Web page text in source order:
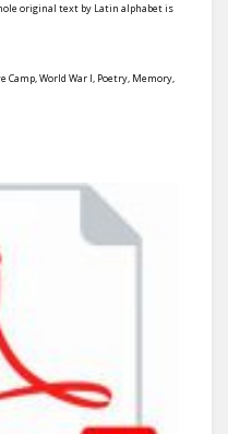
original text by Latin alphabet is
World War I, Poetry, Memory,